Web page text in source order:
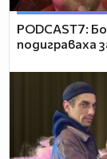
PODCAST7:
подиграваха